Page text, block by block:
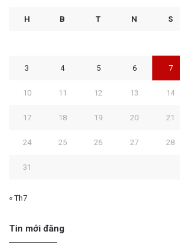
H B T N S
3 4 5 6 7
10 11 12 13 14
17 18 19 20 21
24 25 26 27 28
31
« Th7
Tin mới đăng